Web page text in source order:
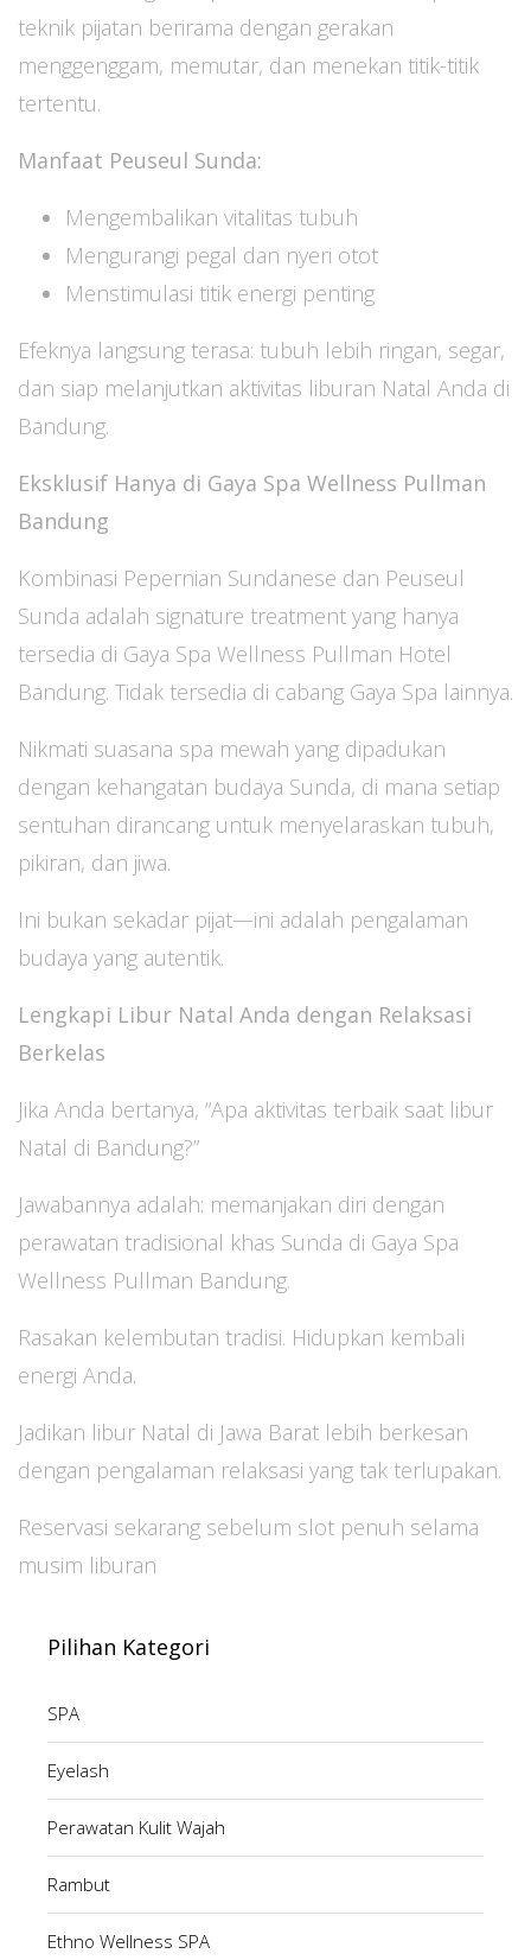
teknik pijatan berirama dengan gerakan
menggenggam, memutar, dan menekan titik-titik
tertentu.
Manfaat Peuseul Sunda:
Mengembalikan vitalitas tubuh
Mengurangi pegal dan nyeri otot
Menstimulasi titik energi penting
Efeknya langsung terasa: tubuh lebih ringan, segar,
dan siap melanjutkan aktivitas liburan Natal Anda di
Bandung.
Eksklusif Hanya di Gaya Spa Wellness Pullman
Bandung
Kombinasi Pepernian Sundanese dan Peuseul
Sunda adalah signature treatment yang hanya
tersedia di Gaya Spa Wellness Pullman Hotel
Bandung. Tidak tersedia di cabang Gaya Spa lainnya.
Nikmati suasana spa mewah yang dipadukan
dengan kehangatan budaya Sunda, di mana setiap
sentuhan dirancang untuk menyelaraskan tubuh,
pikiran, dan jiwa.
Ini bukan sekadar pijat—ini adalah pengalaman
budaya yang autentik.
Lengkapi Libur Natal Anda dengan Relaksasi
Berkelas
Jika Anda bertanya, “Apa aktivitas terbaik saat libur
Natal di Bandung?”
Jawabannya adalah: memanjakan diri dengan
perawatan tradisional khas Sunda di Gaya Spa
Wellness Pullman Bandung.
Rasakan kelembutan tradisi. Hidupkan kembali
energi Anda.
Jadikan libur Natal di Jawa Barat lebih berkesan
dengan pengalaman relaksasi yang tak terlupakan.
Reservasi sekarang sebelum slot penuh selama
musim liburan
Pilihan Kategori
SPA
Eyelash
Perawatan Kulit Wajah
Rambut
Ethno Wellness SPA